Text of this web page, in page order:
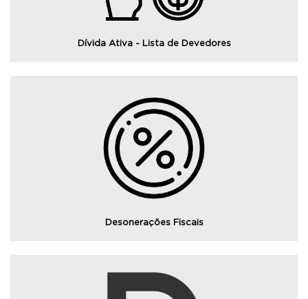
Dívida Ativa - Lista de Devedores
Desonerações Fiscais
Consulte os dados de desonerações fiscais
individualizada por contribuinte, as publicações
relacionadas e demais informações.